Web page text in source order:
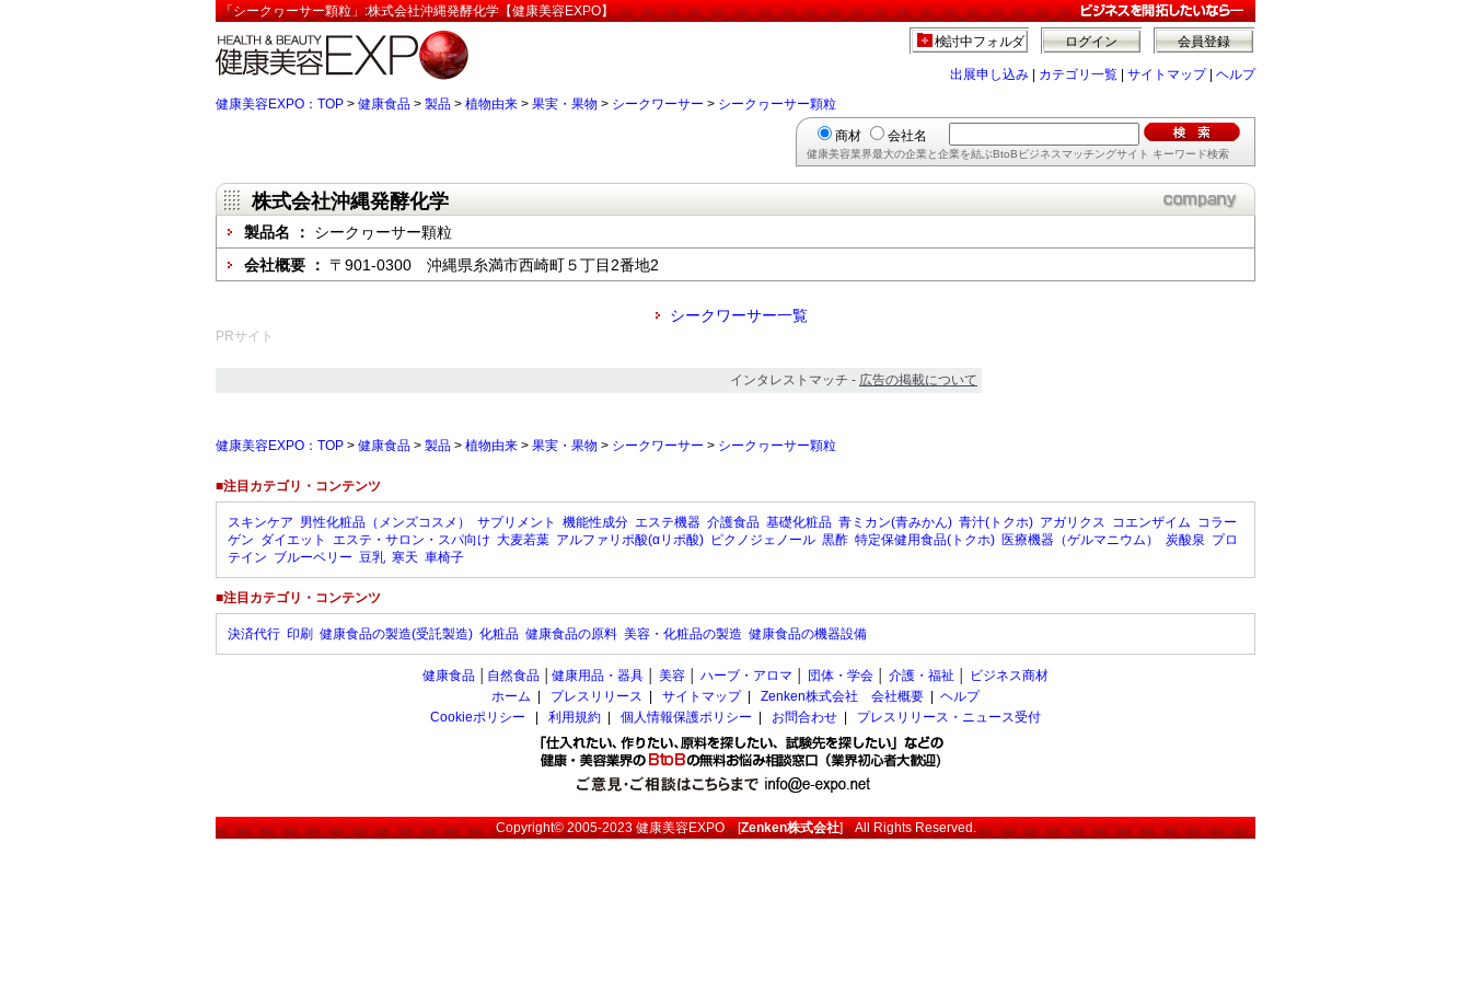
「シークヮーサー顆粒」:株式会社沖縄発酵化学【健康美容EXPO】
会員登録
ログイン
検討中フォルダ
出展申し込み カテゴリ一覧 サイトマップ| ヘルプ
健康美容EXPO：TOP > 健康食品 > 製品 > 植物由来 > 果実・果物 > シークワーサー > シークヮーサー顆粒
商材 会社名
健康美容業界最大の企業と企業を結ぶBtoBビジネスマッチングサイト キーワード検索
株式会社沖縄発酵化学
製品名 ： シークヮーサー顆粒
会社概要 ： 〒901-0300 沖縄県糸満市西崎町５丁目2番地2
シークワーサー一覧
PRサイト
インタレストマッチ - 広告の掲載について
健康美容EXPO：TOP > 健康食品 > 製品 > 植物由来 > 果実・果物 > シークワーサー > シークヮーサー顆粒
■注目カテゴリ・コンテンツ
スキンケア 男性化粧品（メンズコスメ） サプリメント 機能性成分 エステ機器 介護食品 基礎化粧品 青ミカン(青みかん) 青汁(トクホ) アガリクス コエンザイム コラー
ゲン ダイエット エステ・サロン・スパ向け 大麦若葉 アルファリポ酸(αリポ酸) ピクノジェノール 黒酢 特定保健用食品(トクホ) 医療機器（ゲルマニウム） 炭酸泉 プロ
テイン ブルーベリー 豆乳 寒天 車椅子
■注目カテゴリ・コンテンツ
決済代行 印刷 健康食品の製造(受託製造) 化粧品 健康食品の原料 美容・化粧品の製造 健康食品の機器設備
健康食品 自然食品 健康用品・器具 美容 ハーブ・アロマ 団体・学会 介護・福祉
ビジネス商材
ホーム
プレスリリース サイトマップ| Zenken株式会社 会社概要
ヘルプ
Cookieポリシー
利用規約 個人情報保護ポリシー お問合わせ プレスリリース・ニュース受付
Copyright© 2005-2023健康美容EXPO[Zenken株式会社] All Rights Reserved.